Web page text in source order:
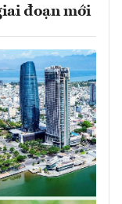
đoạn mới